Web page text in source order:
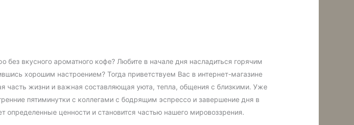
вкусного ароматного кофе? Любите в начале дня насладиться горячим
хорошим настроением? Тогда приветствуем Вас в интернет-магазине
часть жизни и важная составляющая уюта, тепла, общения с близкими. Уже
пятиминутки с коллегами с бодрящим эспрессо и завершение дня в
определенные ценности и становится частью нашего мировоззрения.